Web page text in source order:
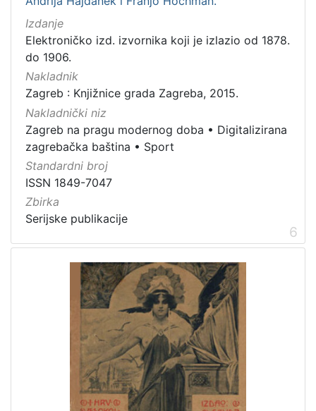
Izdanje
Elektroničko izd. izvornika koji je izlazio od 1878.
do 1906.
Nakladnik
Zagreb : Knjižnice grada Zagreba, 2015.
Nakladnički niz
Zagreb na pragu modernog doba • Digitalizirana
zagrebačka baština • Sport
Standardni broj
ISSN 1849-7047
Zbirka
Serijske publikacije
6